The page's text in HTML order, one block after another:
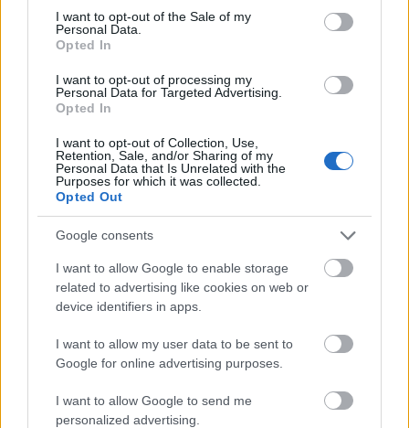
consent section.
I want to opt-out of the Sale of my
Personal Data.
Opted In
I want to opt-out of processing my
Personal Data for Targeted Advertising.
Opted In
I want to opt-out of Collection, Use,
Retention, Sale, and/or Sharing of my
Personal Data that Is Unrelated with the
Purposes for which it was collected.
Opted Out
Google consents
I want to allow Google to enable storage
related to advertising like cookies on web or
device identifiers in apps.
I want to allow my user data to be sent to
Google for online advertising purposes.
I want to allow Google to send me
personalized advertising.
zdrave sastojke pažljivo slojevito unutar hrskavih
listova zelene salate koji deluju kao prirodni oblozi.
Slika je jarko osvetljena mekim prirodnim
osvetljenjem koje poboljšava svežinu i živopisne
teksture svakog sastojka uz održavanje čiste i
moderne kulinarske estetike. Plitka dubina polja
stvara elegantan izgled profesionalne fotografije
hrane, držeći prednje obloge u oštrom fokusu dok
blago zamagljuje pozadinske elemente.
Obavijači zelene salate raspoređeni su dijagonalno
preko drvene ploče, stvarajući vizuelno dinamičnu
kompoziciju koja prirodno privlači oko gledaoca iz
prvog plana u pozadinu. Svaki omot je velikodušno
ispunjen živopisnom kombinacijom zdravih
sastojaka. Plombe uključuju zlatno-braon začinjene
tofu mrvi sa lagano hrskavim eksterijera, fino
iseckanog ljubičastog kupusa, tanke šargarepe
trake, kockice crvene paprike, komade kremastog
avokada, narezan zeleni luk, i razbacane susam.
Raznolikost boja stvara upečatljiv kontrast u